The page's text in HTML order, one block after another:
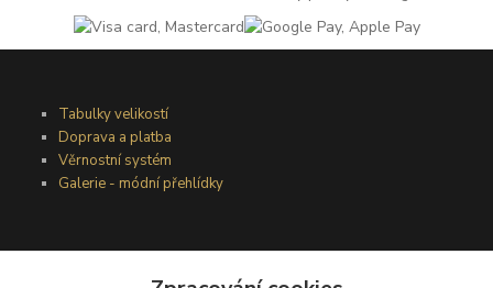
Tabulky velikostí
Doprava a platba
Věrnostní systém
Galerie - módní přehlídky
Obchodní podmínky